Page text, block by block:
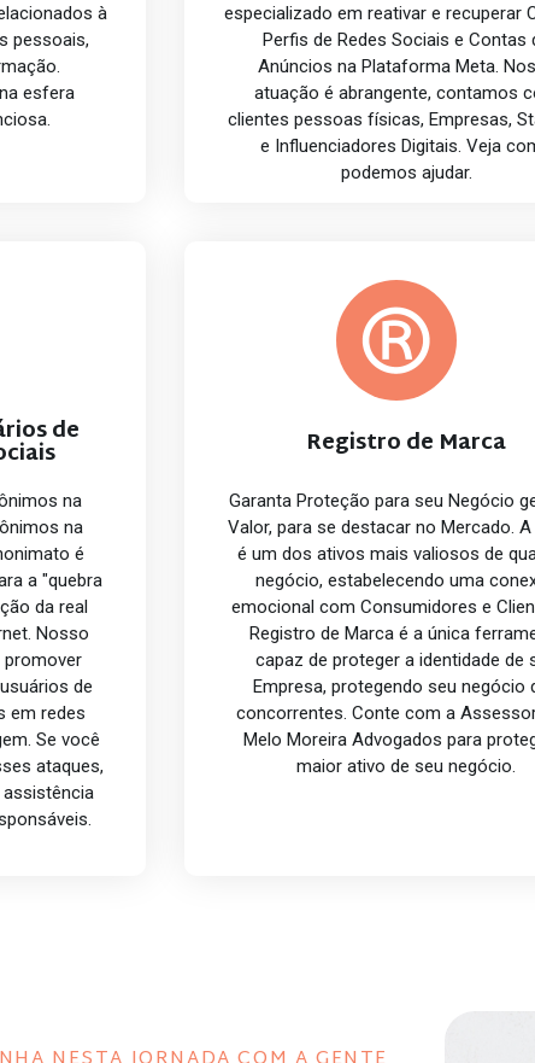
à
pessoais,
esfera
especializado em reativar e recuperar
Perfis de Redes Sociais e Contas
Anúncios na Plataforma Meta.
atuação é abrangente, contamos
clientes pessoas físicas, Empresas,
e Influenciadores Digitais. Veja
podemos ajudar.
de
na
na
é
a "quebra
da real
Nosso
promover
de
em redes
Se você
ataques,
Registro de Marca
Garanta Proteção para seu Negócio
Valor, para se destacar no Mercado.
é um dos ativos mais valiosos de
negócio, estabelecendo uma
emocional com Consumidores e
Registro de Marca é a única
capaz de proteger a identidade de
Empresa, protegendo seu negócio
concorrentes. Conte com a
Melo Moreira Advogados para
maior ativo de seu negócio.